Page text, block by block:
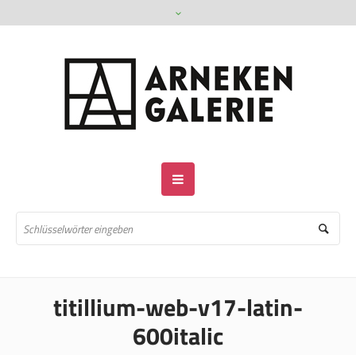
titillium-web-v17-latin-
600italic